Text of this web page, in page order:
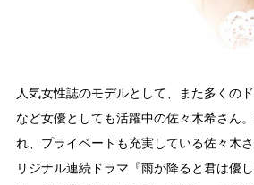
人気女性誌のモデルとして、また多くの
など女優としても活躍中の佐々木希さん
れ、プライベートも充実している佐々木
リジナル連続ドラマ『雨が降ると君は優